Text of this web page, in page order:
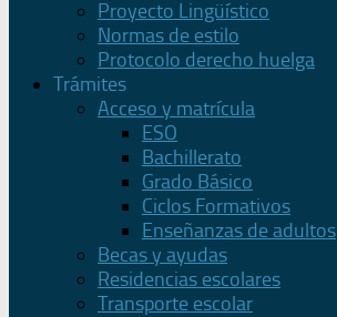
Proyecto Lingüístico
Normas de estilo
Protocolo derecho huelga
Trámites
Acceso y matrícula
ESO
Bachillerato
Grado Básico
Ciclos Formativos
Enseñanzas de adultos
Becas y ayudas
Residencias escolares
Transporte escolar